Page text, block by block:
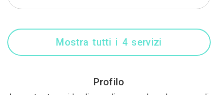
Mostra tutti i 4 servizi
Profilo